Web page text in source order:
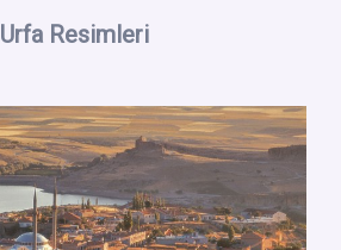
Urfa Resimleri